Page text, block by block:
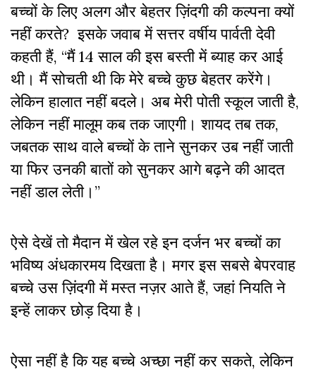
बच्चों के लिए अलग और बेहतर ज़िंदगी की कल्पना क्यों
नहीं करते? इसके जवाब में सत्तर वर्षीय पार्वती देवी
कहती हैं, “मैं 14 साल की इस बस्ती में ब्याह कर आई
थी। मैं सोचती थी कि मेरे बच्चे कुछ बेहतर करेंगे।
लेकिन हालात नहीं बदले। अब मेरी पोती स्कूल जाती है,
लेकिन नहीं मालूम कब तक जाएगी। शायद तब तक,
जबतक साथ वाले बच्चों के ताने सुनकर उब नहीं जाती
या फिर उनकी बातों को सुनकर आगे बढ़ने की आदत
नहीं डाल लेती।”
ऐसे देखें तो मैदान में खेल रहे इन दर्जन भर बच्चों का
भविष्य अंधकारमय दिखता है। मगर इस सबसे बेपरवाह
बच्चे उस ज़िंदगी में मस्त नज़र आते हैं, जहां नियति ने
इन्हें लाकर छोड़ दिया है।
ऐसा नहीं है कि यह बच्चे अच्छा नहीं कर सकते, लेकिन